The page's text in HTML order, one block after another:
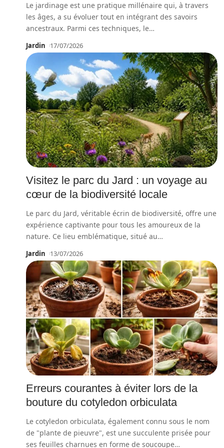
Le jardinage est une pratique millénaire qui, à travers
les âges, a su évoluer tout en intégrant des savoirs
ancestraux. Parmi ces techniques, le…
Jardin 17/07/2026
Visitez le parc du Jard : un voyage au
cœur de la biodiversité locale
Le parc du Jard, véritable écrin de biodiversité, offre une
expérience captivante pour tous les amoureux de la
nature. Ce lieu emblématique, situé au…
Jardin 13/07/2026
Erreurs courantes à éviter lors de la
bouture du cotyledon orbiculata
Le cotyledon orbiculata, également connu sous le nom
de "plante de pieuvre", est une succulente prisée pour
ses feuilles charnues en forme de soucoupe…